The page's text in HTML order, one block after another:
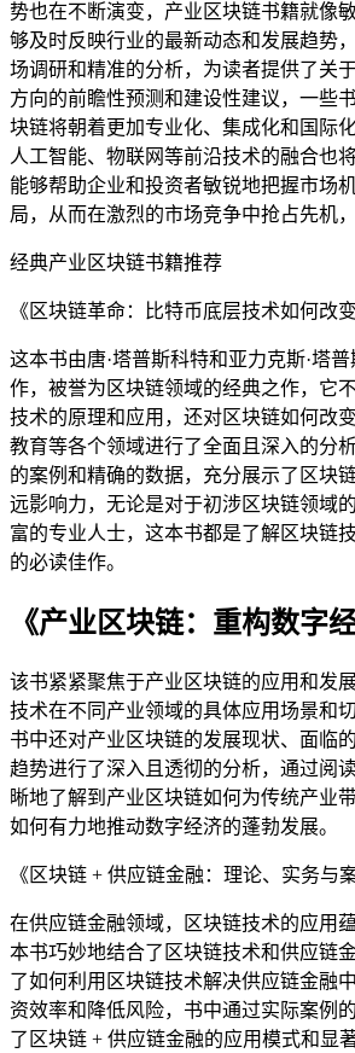
势也在不断演变，产业区块链书籍就像
够及时反映行业的最新动态和发展趋势
场调研和精准的分析，为读者提供了关
方向的前瞻性预测和建设性建议，一些
块链将朝着更加专业化、集成化和国际
人工智能、物联网等前沿技术的融合也
能够帮助企业和投资者敏锐地把握市场
局，从而在激烈的市场竞争中抢占先机
经典产业区块链书籍推荐
《区块链革命：比特币底层技术如何改
这本书由唐·塔普斯科特和亚力克斯·塔
作，被誉为区块链领域的经典之作，它
技术的原理和应用，还对区块链如何改
教育等各个领域进行了全面且深入的分
的案例和精确的数据，充分展示了区块
远影响力，无论是对于初涉区块链领域
富的专业人士，这本书都是了解区块链
的必读佳作。
《产业区块链：重构数字
该书紧紧聚焦于产业区块链的应用和发
技术在不同产业领域的具体应用场景和
书中还对产业区块链的发展现状、面临
趋势进行了深入且透彻的分析，通过阅
晰地了解到产业区块链如何为传统产业
如何有力地推动数字经济的蓬勃发展。
《区块链 + 供应链金融：理论、实务与案
在供应链金融领域，区块链技术的应用
本书巧妙地结合了区块链技术和供应链
了如何利用区块链技术解决供应链金融
资效率和降低风险，书中通过实际案例
了区块链 + 供应链金融的应用模式和显